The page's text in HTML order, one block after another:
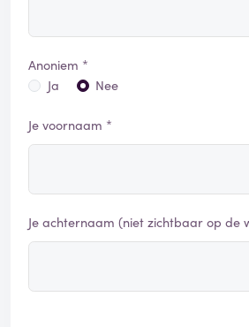
Anoniem *
Ja
Nee
Je voornaam *
Je achternaam (niet zichtbaar op de